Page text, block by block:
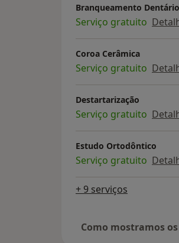
Branqueamento Dentário
Serviço gratuito
Coroa Cerâmica
Serviço gratuito
Destartarização
Serviço gratuito
Estudo Ortodôntico
Serviço gratuito
+ 9 serviços
Como mostramos os